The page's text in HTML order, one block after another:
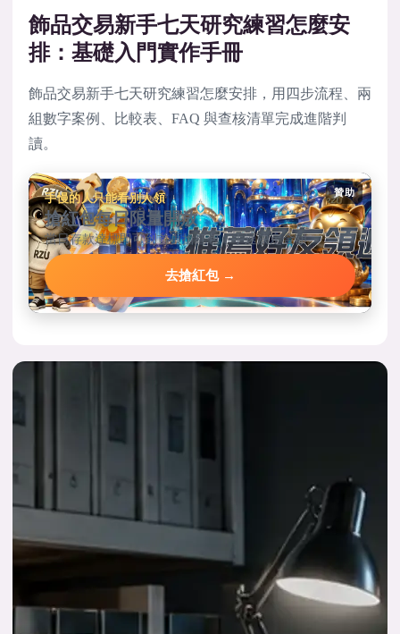
飾品交易新手七天研究練習怎麼安
排：基礎入門實作手冊
飾品交易新手七天研究練習怎麼安排，用四步流程、兩
組數字案例、比較表、FAQ 與查核清單完成進階判
讀。
贊助
手慢的人只能看別人領
搶紅包每日限量開放
當日存款達標即可到首頁搶紅包，手速決定金額。
去搶紅包 →